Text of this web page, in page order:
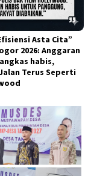
Asta Cita”
2026: Anggaran
habis,
Terus Seperti